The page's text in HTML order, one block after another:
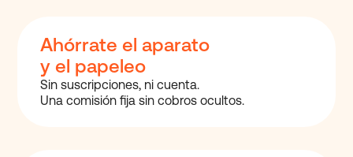
Ahórrate el aparato
y el papeleo
Sin suscripciones, ni cuenta.
Una comisión fija sin cobros ocultos.